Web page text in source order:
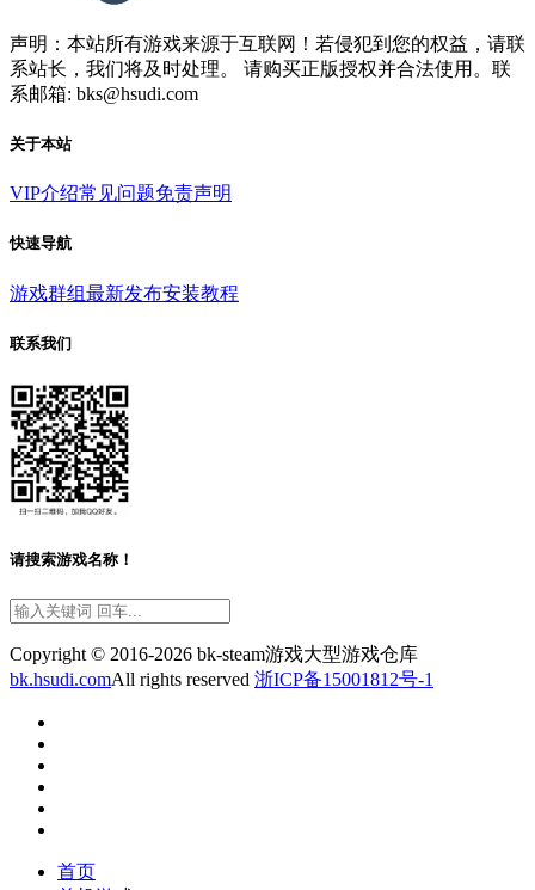
声明：本站所有游戏来源于互联网！若侵犯到您的权益，请联
系站长，我们将及时处理。 请购买正版授权并合法使用。联
系邮箱: bks@hsudi.com
关于本站
VIP介绍常见问题免责声明
快速导航
游戏群组最新发布安装教程
联系我们
请搜索游戏名称！
Copyright © 2016-2026 bk-steam游戏大型游戏仓库
bk.hsudi.comAll rights reserved 浙ICP备15001812号-1
首页